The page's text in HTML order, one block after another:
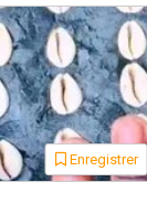
Meilleur
Savon pour
:
Enregistrer